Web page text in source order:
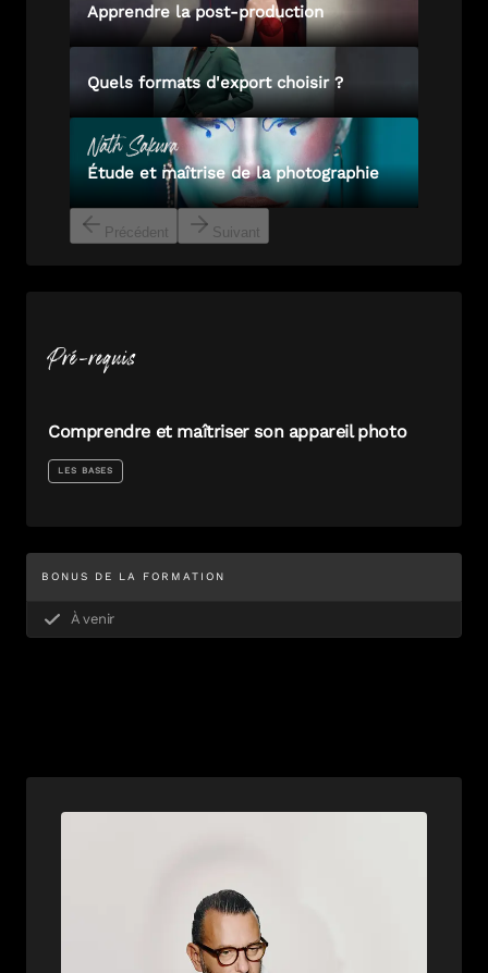
Apprendre la post-production
Quels formats d'export choisir ?
Nath Sakura
Étude et maîtrise de la photographie
Précédent Suivant
Pré-requis
Comprendre et maîtriser son appareil photo
LES BASES
BONUS DE LA FORMATION
À venir